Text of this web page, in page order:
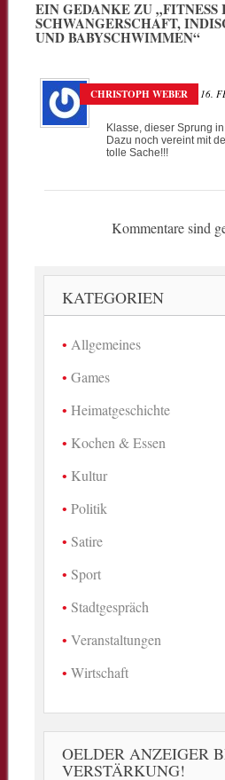
EIN GEDANKE ZU „FITNESS
SCHWANGERSCHAFT,
UND BABYSCHWIMMEN“
CHRISTOPH WEBER 16.
Klasse, dieser Sprung
Dazu noch vereint mit
tolle Sache!!!
Kommentare sind
KATEGORIEN
Allgemeines
Games
Heimatgeschichte
Kochen & Essen
Kultur
Politik
Satire
Sport
Stadtgespräch
Veranstaltungen
Wirtschaft
OELDER ANZEIGER
VERSTÄRKUNG!